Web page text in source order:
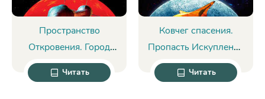
Пространство
Откровения. Город
Бездны - Рейнольдс
Аластер
Читать
Ковчег спасения.
Пропасть Искупления
- Рейнольдс Аластер
Читать